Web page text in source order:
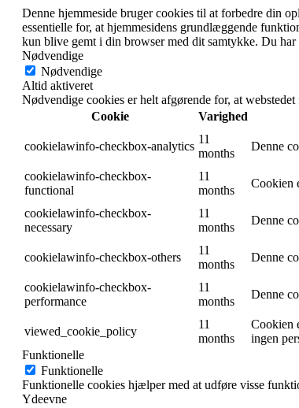
Denne hjemmeside bruger cookies til at forbedre din
essentielle for, at hjemmesidens grundlæggende
kun blive gemt i din browser med dit samtykke. Du
Nødvendige
Nødvendige
Altid aktiveret
Nødvendige cookies er helt afgørende for, at
Cookie
Varighed
cookielawinfo-checkbox-analytics
11
months
Denne
cookielawinfo-checkbox-
functional
11
months
Cookien
cookielawinfo-checkbox-
necessary
11
months
Denne
cookielawinfo-checkbox-others
11
months
Denne
cookielawinfo-checkbox-
performance
11
months
Denne
viewed_cookie_policy
11
months
Cookien
ingen
Funktionelle
Funktionelle
Funktionelle cookies hjælper med at udføre visse
Ydeevne